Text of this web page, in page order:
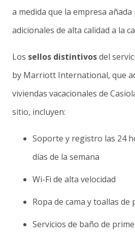
a medida que la empresa
adicionales de alta calidad a la
Los sellos distintivosdel
by Marriott International, que
viviendas vacacionales de
sitio, incluyen:
Soporte y registro las 24
días de la semana
Wi-Fi de alta velocidad
Ropa de cama y toallas de
Servicios de baño de